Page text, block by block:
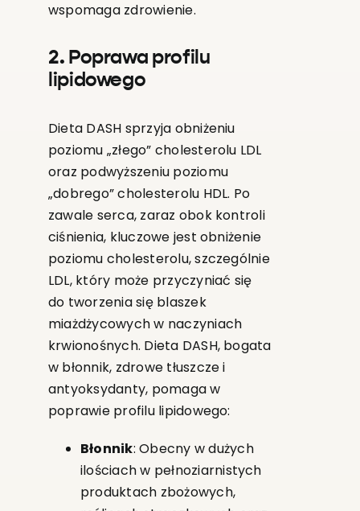
wspomaga zdrowienie.
2. Poprawa profilu
lipidowego
Dieta DASH sprzyja obniżeniu
poziomu „złego” cholesterolu LDL
oraz podwyższeniu poziomu
„dobrego” cholesterolu HDL. Po
zawale serca, zaraz obok kontroli
ciśnienia, kluczowe jest obniżenie
poziomu cholesterolu, szczególnie
LDL, który może przyczyniać się
do tworzenia się blaszek
miażdżycowych w naczyniach
krwionośnych. Dieta DASH, bogata
w błonnik, zdrowe tłuszcze i
antyoksydanty, pomaga w
poprawie profilu lipidowego:
Błonnik: Obecny w dużych
ilościach w pełnoziarnistych
produktach zbożowych,